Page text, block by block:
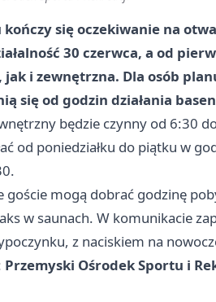
kończy się oczekiwanie na
30 czerwca, a od
i zewnętrzna. Dla osób
się od godzin działania
będzie czynny od 6:30
od poniedziałku do piątku w
goście mogą dobrać godzinę
w saunach. W komunikacie
z naciskiem na
Przemyski Ośrodek Sportu i